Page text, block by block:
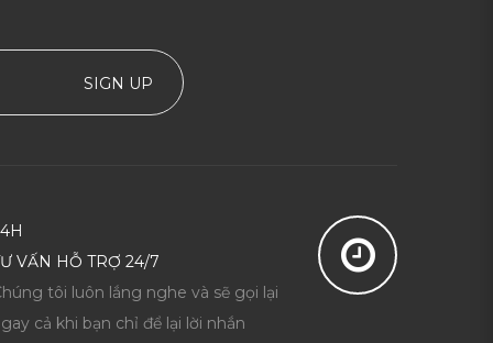
SIGN UP
VẤN HỖ TRỢ 24/7
tôi luôn lắng nghe và sẽ gọi lại
cả khi bạn chỉ để lại lời nhắn